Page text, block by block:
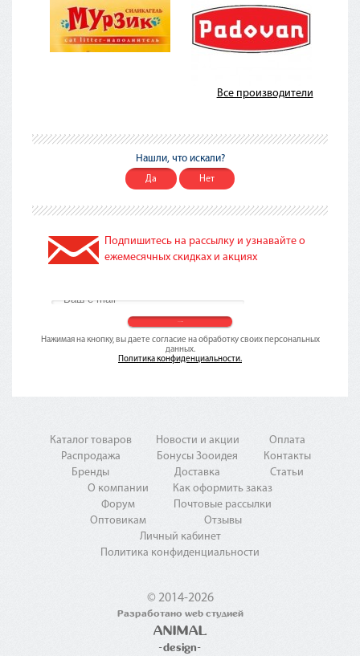
Все производители
Нашли, что искали?
Да Нет
Подпишитесь на рассылку и узнавайте о
ежемесячных скидках и акциях
Нажимая на кнопку, вы даете согласие на обработку своих персональных
данных.
Политика конфиденциальности.
Каталог товаров
Распродажа
Бренды
Новости и акции
Бонусы Зооидея
Доставка
Оплата
Контакты
Статьи
О компании
Форум
Оптовикам
Как оформить заказ
Почтовые рассылки
Отзывы
Личный кабинет
Политика конфиденциальности
© 2014-2026
Разработано web студией
ANIMAL
-design-